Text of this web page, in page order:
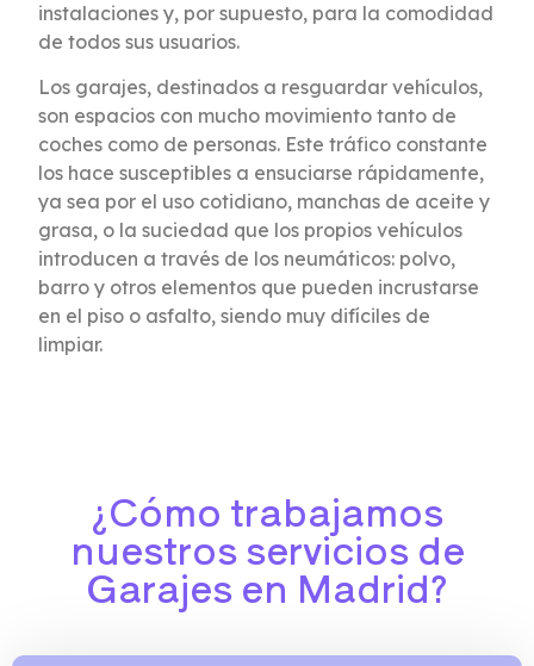
instalaciones y, por supuesto, para la comodidad
de todos sus usuarios.
Los garajes, destinados a resguardar vehículos,
son espacios con mucho movimiento tanto de
coches como de personas. Este tráfico constante
los hace susceptibles a ensuciarse rápidamente,
ya sea por el uso cotidiano, manchas de aceite y
grasa, o la suciedad que los propios vehículos
introducen a través de los neumáticos: polvo,
barro y otros elementos que pueden incrustarse
en el piso o asfalto, siendo muy difíciles de
limpiar.
¿Cómo trabajamos
nuestros servicios de
Garajes en Madrid?